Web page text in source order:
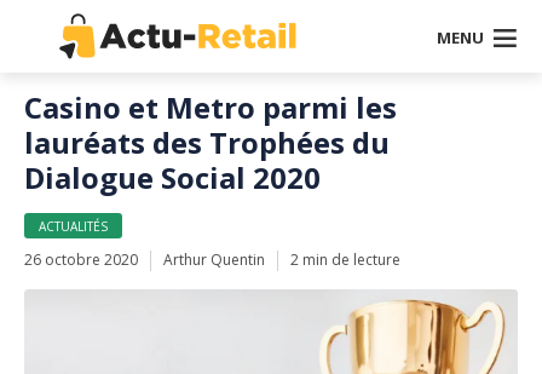
MENU
Casino et Metro parmi les
lauréats des Trophées du
Dialogue Social 2020
ACTUALITÉS
26 octobre 2020 Arthur Quentin 2 min de lecture